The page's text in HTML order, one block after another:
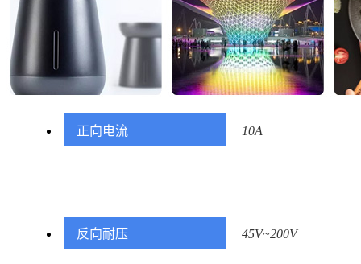
正向电流 10A
反向耐压 45V~200V